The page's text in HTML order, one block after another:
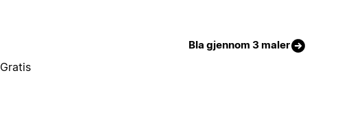
Bla gjennom 3 maler
Gratis